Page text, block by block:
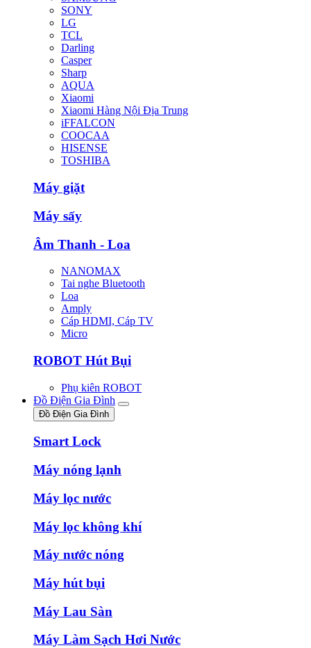
SONY
LG
TCL
Darling
Casper
Sharp
AQUA
Xiaomi
Xiaomi Hàng Nội Địa Trung
iFFALCON
COOCAA
HISENSE
TOSHIBA
Máy giặt
Máy sấy
Âm Thanh - Loa
NANOMAX
Tai nghe Bluetooth
Loa
Amply
Cáp HDMI, Cáp TV
Micro
ROBOT Hút Bụi
Phụ kiên ROBOT
Đồ Điện Gia Đình
Đồ Điện Gia Đình
Smart Lock
Máy nóng lạnh
Máy lọc nước
Máy lọc không khí
Máy nước nóng
Máy hút bụi
Máy Lau Sàn
Máy Làm Sạch Hơi Nước